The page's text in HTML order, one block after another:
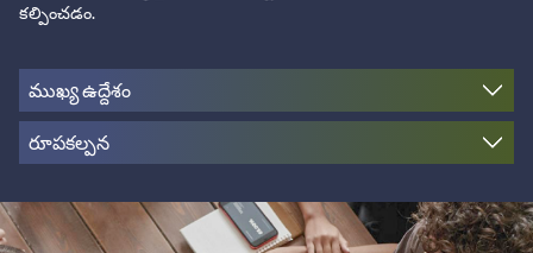
కల్పించడం.
ముఖ్య ఉద్దేశం
రూపకల్పన